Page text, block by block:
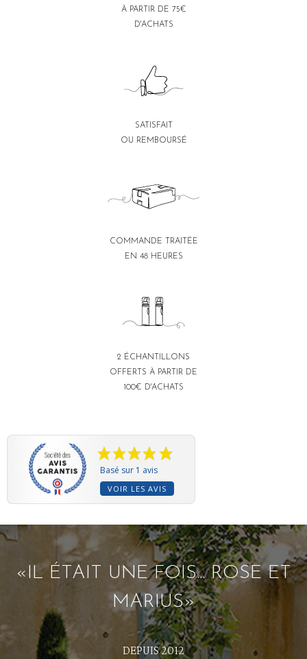
À PARTIR DE 75€
D'ACHATS
SATISFAIT
OU REMBOURSÉ
COMMANDE TRAITÉE
EN 48 HEURES
2 ÉCHANTILLONS
OFFERTS À PARTIR DE
100€ D'ACHATS
Basé sur 1 avis
VOIR LES AVIS
«IL ÉTAIT UNE FOIS... ROSE ET
MARIUS»
DEPUIS 2012